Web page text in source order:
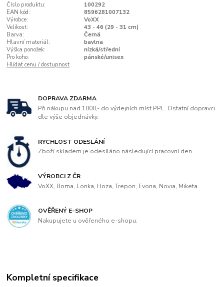
Číslo produktu:
100292
EAN kód:
8596281007132
Výrobce:
VoXX
Velikost:
43 - 46 (29 - 31 cm)
Barva:
Černá
Hlavní materiál:
bavlna
Výška ponožek:
nízká/střední
Pro koho:
pánské/unisex
Hlídat cenu / dostupnost
DOPRAVA ZDARMA
Při nákupu nad 1000,- do výdejních míst PPL. Ostatní dopravci
dle výše objednávky.
RYCHLOST ODESLÁNÍ
Zboží skladem je odesíláno následující pracovní den.
VÝROBCI Z ČR
VoXX, Boma, Lonka, Hoza, Trepon, Evona, Novia, Miketa.
OVĚŘENÝ E-SHOP
Nakupujete u ověřeného e-shopu.
Kompletní specifikace